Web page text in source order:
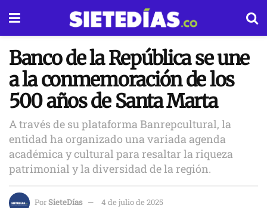
Banco de la República se une
a la conmemoración de los
500 años de Santa Marta
A través de su plataforma Banrepcultural, la
entidad ha organizado una variada agenda
académica y cultural para resaltar la riqueza
patrimonial y la diversidad de la región.
PorSieteDías 4 de julio de 2025